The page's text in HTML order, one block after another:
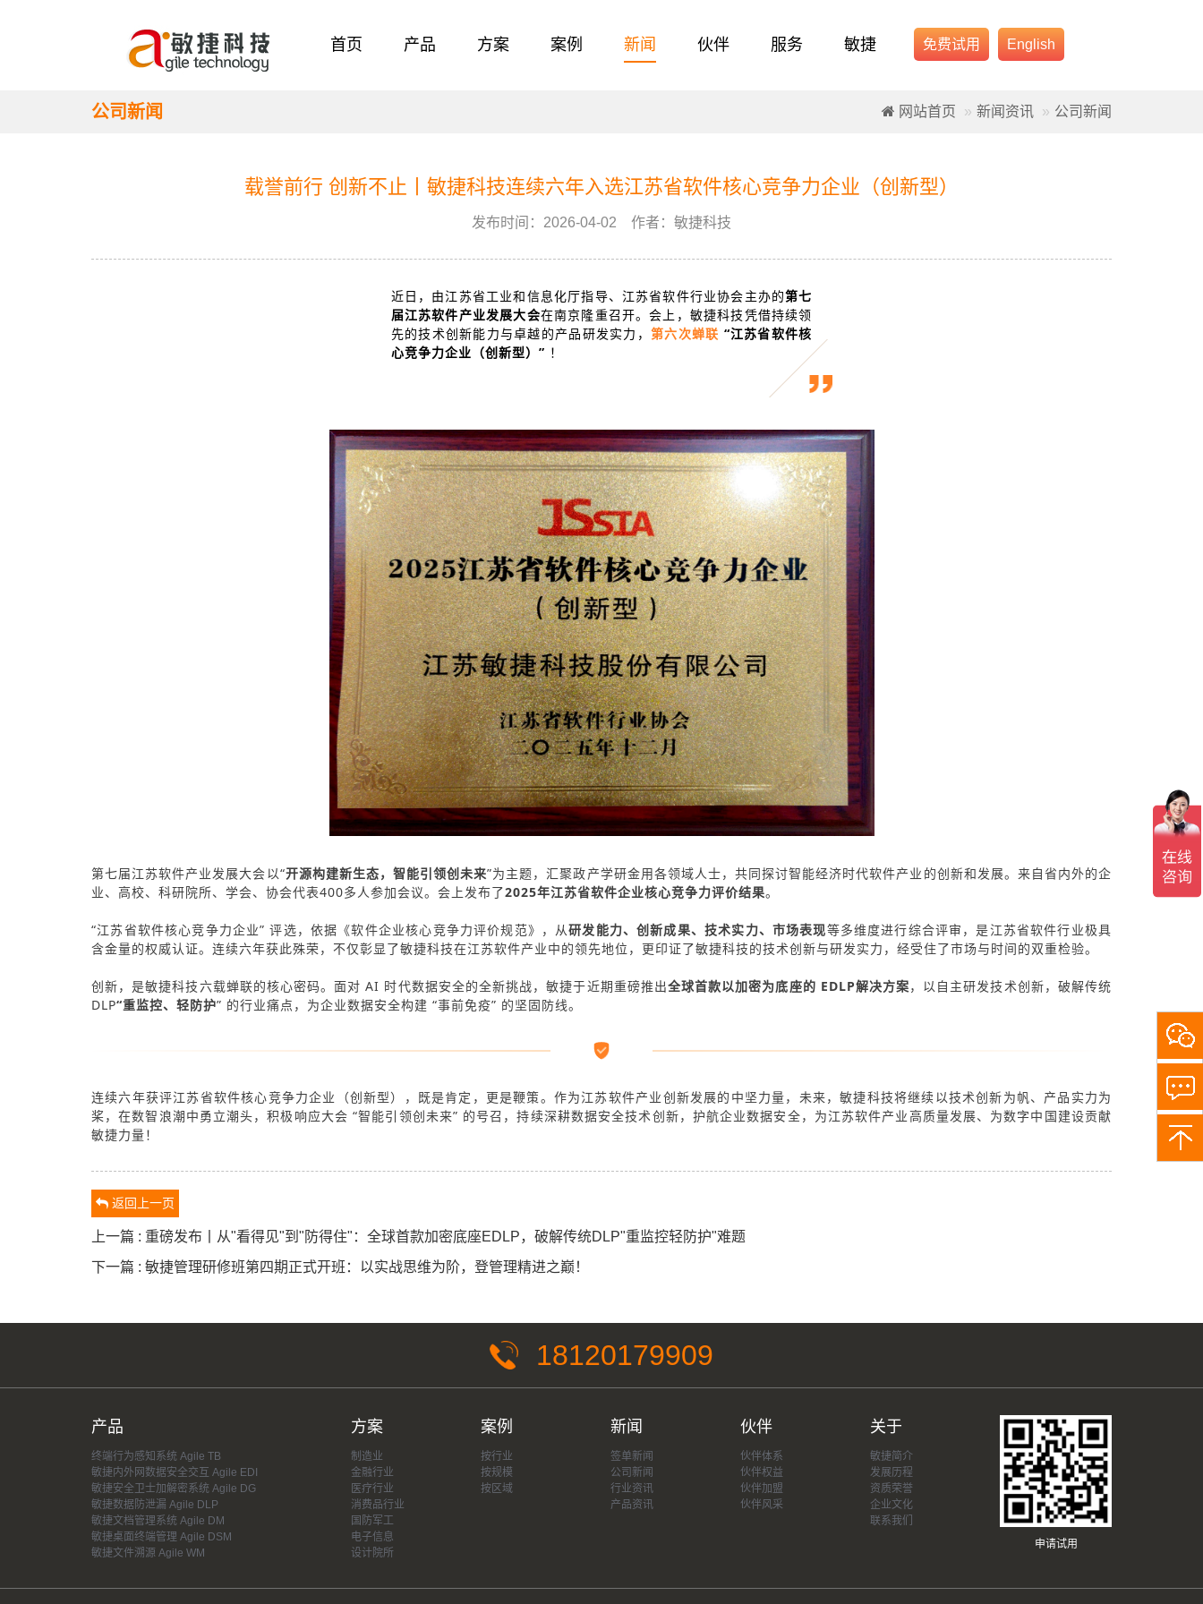
首页 产品 方案 案例 新闻 伙伴 服务 敏捷 免费试用 English
公司新闻 网站首页 新闻资讯 公司新闻
载誉前行 创新不止丨敏捷科技连续六年入选江苏省软件核心竞争力企业（创新型）
发布时间：2026-04-02 作者：敏捷科技
近日，由江苏省工业和信息化厅指导、江苏省软件行业协会主办的第七
届江苏软件产业发展大会在南京隆重召开。会上，敏捷科技凭借持续领
先的技术创新能力与卓越的产品研发实力， 第六次蝉联 “江苏省软件核
心竞争力企业（创新型）” ！
第七届江苏软件产业发展大会以“开源构建新生态，智能引领创未来”为主题，汇聚政产学研金用各领域人士，共同探讨智能经济时代软件产业的创新和发展。来自省内外的企
业、高校、科研院所、学会、协会代表400多人参加会议。会上发布了2025年江苏省软件企业核心竞争力评价结果。
“江苏省软件核心竞争力企业” 评选，依据《软件企业核心竞争力评价规范》，从研发能力、创新成果、技术实力、市场表现等多维度进行综合评审，是江苏省软件行业极具
含金量的权威认证。连续六年获此殊荣，不仅彰显了敏捷科技在江苏软件产业中的领先地位，更印证了敏捷科技的技术创新与研发实力，经受住了市场与时间的双重检验。
创新，是敏捷科技六载蝉联的核心密码。面对 AI 时代数据安全的全新挑战，敏捷于近期重磅推出全球首款以加密为底座的 EDLP解决方案，以自主研发技术创新，破解传统
DLP“重监控、轻防护” 的行业痛点，为企业数据安全构建 “事前免疫” 的坚固防线。
连续六年获评江苏省软件核心竞争力企业（创新型），既是肯定，更是鞭策。作为江苏软件产业创新发展的中坚力量，未来，敏捷科技将继续以技术创新为帆、产品实力为
桨，在数智浪潮中勇立潮头，积极响应大会 “智能引领创未来” 的号召，持续深耕数据安全技术创新，护航企业数据安全，为江苏软件产业高质量发展、为数字中国建设贡献
敏捷力量！
返回上一页
上一篇 : 重磅发布丨从"看得见"到"防得住"：全球首款加密底座EDLP，破解传统DLP"重监控轻防护"难题
下一篇 : 敏捷管理研修班第四期正式开班：以实战思维为阶，登管理精进之巅！
18120179909
产品
终端行为感知系统 Agile TB
敏捷内外网数据安全交互 Agile EDI
敏捷安全卫士加解密系统 Agile DG
敏捷数据防泄漏 Agile DLP
敏捷文档管理系统 Agile DM
敏捷桌面终端管理 Agile DSM
敏捷文件溯源 Agile WM
方案
制造业
金融行业
医疗行业
消费品行业
国防军工
电子信息
设计院所
案例
按行业
按规模
按区域
新闻
签单新闻
公司新闻
行业资讯
产品资讯
伙伴
伙伴体系
伙伴权益
伙伴加盟
伙伴风采
关于
敏捷简介
发展历程
资质荣誉
企业文化
联系我们
申请试用
小
助